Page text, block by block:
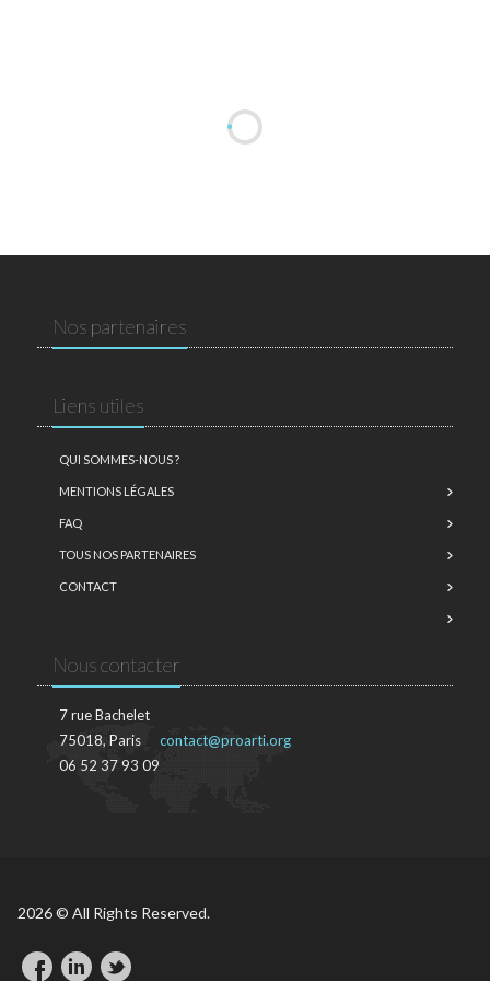
Nos partenaires
Liens utiles
QUI SOMMES-NOUS ?
MENTIONS LÉGALES
FAQ
TOUS NOS PARTENAIRES
CONTACT
Nous contacter
7 rue Bachelet
75018, Paris
06 52 37 93 09
contact@proarti.org
2026 © All Rights Reserved.